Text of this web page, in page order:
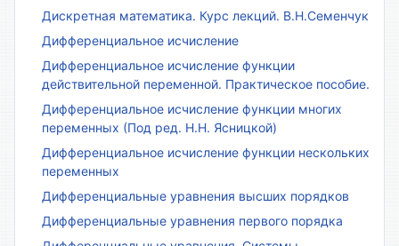
Дискретная математика. Курс лекций. В.Н.Семенчук
Дифференциальное исчисление
Дифференциальное исчисление функции
действительной переменной. Практическое пособие.
Дифференциальное исчисление функции многих
переменных (Под ред. Н.Н. Ясницкой)
Дифференциальное исчисление функции нескольких
переменных
Дифференциальные уравнения высших порядков
Дифференциальные уравнения первого порядка